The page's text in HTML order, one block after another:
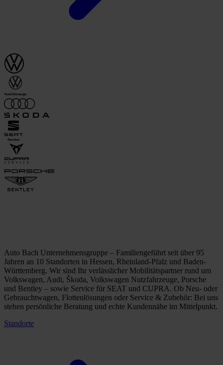
Auto Bach Unternehmensgruppe – Familiengeführt seit über 95
Jahren an 10 Standorten in Hessen, Rheinland-Pfalz und Baden-
Württemberg. Wir sind Ihr verlässlicher Mobilitätspartner rund um
Volkswagen, Audi, Škoda, Volkswagen Nutzfahrzeuge, Porsche
und Bentley – sowie Service für SEAT und CUPRA. Ob Neu- oder
Gebrauchtwagen, Flottenlösungen oder Service & Zubehör: Bei uns
stehen persönliche Beratung und echte Kundennähe im Mittelpunkt.
Standorte